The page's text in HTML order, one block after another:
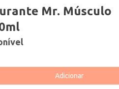
Mr. Músculo
Adicionar